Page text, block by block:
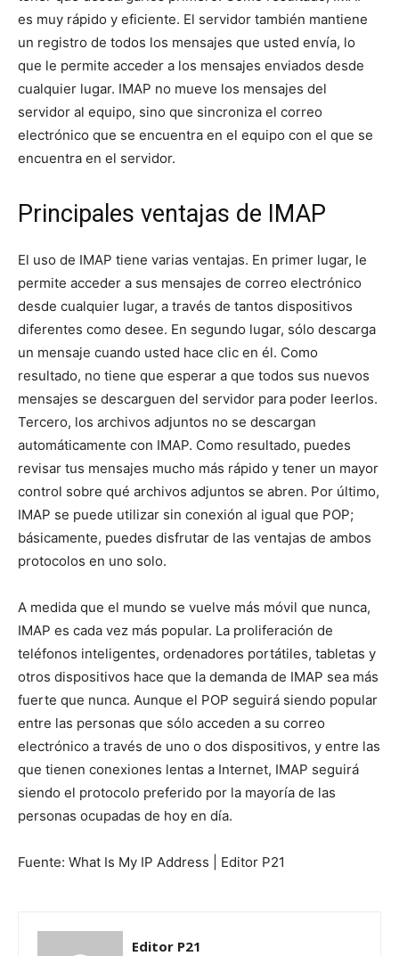
es muy rápido y eficiente. El servidor también mantiene
un registro de todos los mensajes que usted envía, lo
que le permite acceder a los mensajes enviados desde
cualquier lugar. IMAP no mueve los mensajes del
servidor al equipo, sino que sincroniza el correo
electrónico que se encuentra en el equipo con el que se
encuentra en el servidor.
Principales ventajas de IMAP
El uso de IMAP tiene varias ventajas. En primer lugar, le
permite acceder a sus mensajes de correo electrónico
desde cualquier lugar, a través de tantos dispositivos
diferentes como desee. En segundo lugar, sólo descarga
un mensaje cuando usted hace clic en él. Como
resultado, no tiene que esperar a que todos sus nuevos
mensajes se descarguen del servidor para poder leerlos.
Tercero, los archivos adjuntos no se descargan
automáticamente con IMAP. Como resultado, puedes
revisar tus mensajes mucho más rápido y tener un mayor
control sobre qué archivos adjuntos se abren. Por último,
IMAP se puede utilizar sin conexión al igual que POP;
básicamente, puedes disfrutar de las ventajas de ambos
protocolos en uno solo.
A medida que el mundo se vuelve más móvil que nunca,
IMAP es cada vez más popular. La proliferación de
teléfonos inteligentes, ordenadores portátiles, tabletas y
otros dispositivos hace que la demanda de IMAP sea más
fuerte que nunca. Aunque el POP seguirá siendo popular
entre las personas que sólo acceden a su correo
electrónico a través de uno o dos dispositivos, y entre las
que tienen conexiones lentas a Internet, IMAP seguirá
siendo el protocolo preferido por la mayoría de las
personas ocupadas de hoy en día.
Fuente: What Is My IP Address | Editor P21
Editor P21